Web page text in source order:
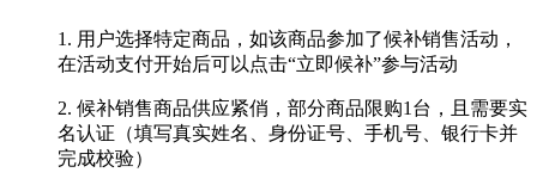
1. 用户选择特定商品，如该商品参加了候补销售活动，
在活动支付开始后可以点击“立即候补”参与活动
2. 候补销售商品供应紧俏，部分商品限购1台，且需要实
名认证（填写真实姓名、身份证号、手机号、银行卡并
完成校验）